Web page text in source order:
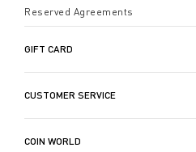
Reserved Agreements
GIFT CARD
CUSTOMER SERVICE
COIN WORLD